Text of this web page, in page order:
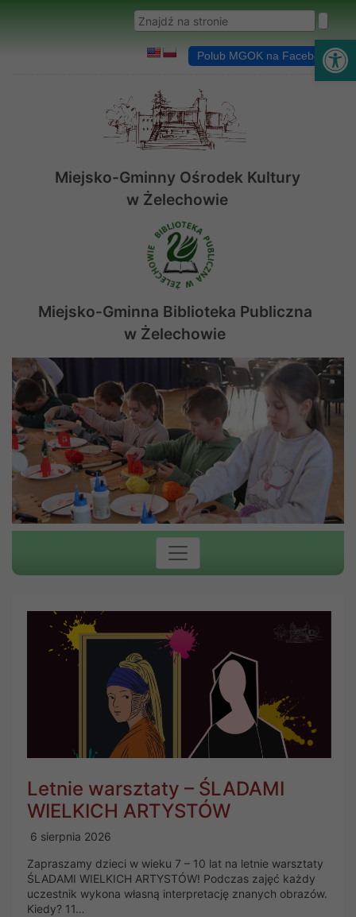
Wyszukaj w serwisie
Polub MGOK na Facebooku
Miejsko-Gminny Ośrodek Kultury
w Żelechowie
Miejsko-Gminna Biblioteka Publiczna
w Żelechowie
Letnie warsztaty – ŚLADAMI
WIELKICH ARTYSTÓW
6 sierpnia 2026
Zapraszamy dzieci w wieku 7 – 10 lat na letnie warsztaty
ŚLADAMI WIELKICH ARTYSTÓW! Podczas zajęć każdy
uczestnik wykona własną interpretację znanych obrazów.
Kiedy? 11…